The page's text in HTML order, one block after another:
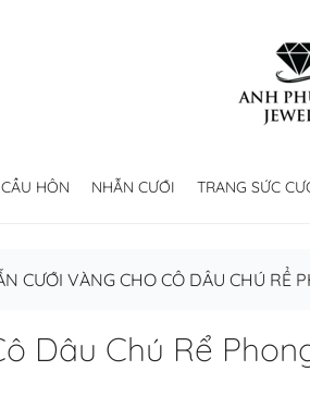
HÔN NHẪN CƯỚI TRANG SỨC
CƯỚI VÀNG CHO CÔ DÂU CHÚ RỂ
Dâu Chú Rể